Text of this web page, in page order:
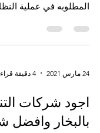
المطلوبه في عملية
24 مارس 2021 4 دقيقة قراءة
اجود شركات
بالبخار وافضل